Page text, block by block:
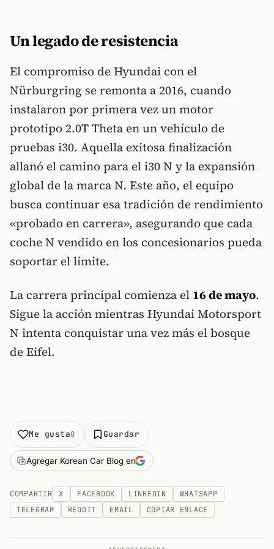
Un legado de resistencia
El compromiso de Hyundai con el
Nürburgring se remonta a 2016, cuando
instalaron por primera vez un motor
prototipo 2.0T Theta en un vehículo de
pruebas i30. Aquella exitosa finalización
allanó el camino para el i30 N y la expansión
global de la marca N. Este año, el equipo
busca continuar esa tradición de rendimiento
«probado en carrera», asegurando que cada
coche N vendido en los concesionarios pueda
soportar el límite.
La carrera principal comienza el 16 de mayo.
Sigue la acción mientras Hyundai Motorsport
N intenta conquistar una vez más el bosque
de Eifel.
Me gusta0 Guardar
Agregar Korean Car Blog en
COMPARTIR X FACEBOOK LINKEDIN
WHATSAPP
TELEGRAM
REDDIT EMAIL COPIAR ENLACE